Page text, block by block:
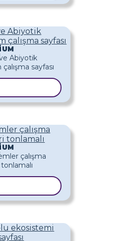
Abiyotik
çalışma sayfası
çalışma
tonlamalı
ekosistemi